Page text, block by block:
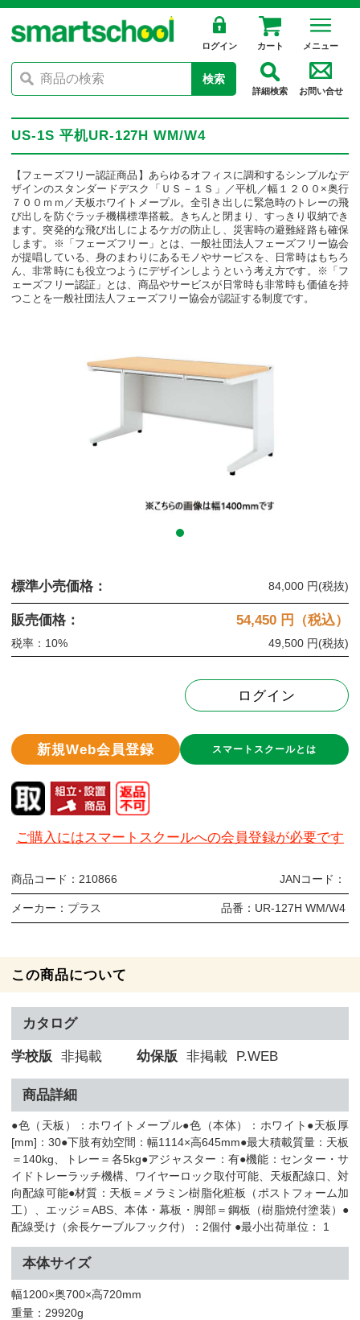
ログイン カート メニュー
検索
詳細検索 お問い合せ
US-1S 平机UR-127H WM/W4
【フェーズフリー認証商品】あらゆるオフィスに調和するシンプルなデ
ザインのスタンダードデスク「ＵＳ－１Ｓ」／平机／幅１２００×奥行
７００ｍｍ／天板ホワイトメープル。全引き出しに緊急時のトレーの飛
び出しを防ぐラッチ機構標準搭載。きちんと閉まり、すっきり収納でき
ます。突発的な飛び出しによるケガの防止し、災害時の避難経路も確保
します。※「フェーズフリー」とは、一般社団法人フェーズフリー協会
が提唱している、身のまわりにあるモノやサービスを、日常時はもちろ
ん、非常時にも役立つようにデザインしようという考え方です。※「フ
ェーズフリー認証」とは、商品やサービスが日常時も非常時も価値を持
つことを一般社団法人フェーズフリー協会が認証する制度です。
標準小売価格： 84,000 円(税抜)
販売価格： 54,450 円（税込）
税率：10% 49,500 円(税抜)
ログイン
新規Web会員登録 スマートスクールとは
ご購入にはスマートスクールへの会員登録が必要です
商品コード： 210866 JANコード：
メーカー： プラス 品番： UR-127H WM/W4
この商品について
カタログ
学校版 非掲載 幼保版 非掲載 P.WEB
商品詳細
●色（天板）：ホワイトメープル●色（本体）：ホワイト●天板厚
[mm]：30●下肢有効空間：幅1114×高645mm●最大積載質量：天板
＝140kg、トレー＝各5kg●アジャスター：有●機能：センター・サ
イドトレーラッチ機構、ワイヤーロック取付可能、天板配線口、対
向配線可能●材質：天板＝メラミン樹脂化粧板（ポストフォーム加
工）、エッジ＝ABS、本体・幕板・脚部＝鋼板（樹脂焼付塗装）●
配線受け（余長ケーブルフック付）：2個付 ●最小出荷単位： 1
本体サイズ
幅1200×奥700×高720mm
重量：29920g